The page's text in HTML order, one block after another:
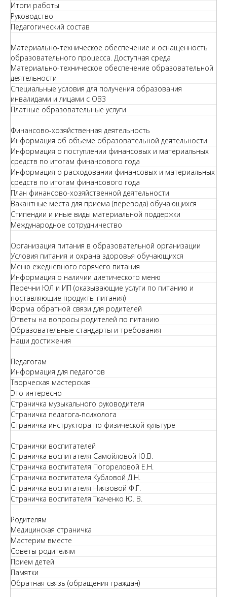
Итоги работы
Руководство
Педагогический состав
Материально-техническое обеспечение и оснащенность
образовательного процесса. Доступная среда
Материально-техническое обеспечение образовательной
деятельности
Специальные условия для получения образования
инвалидами и лицами с ОВЗ
Платные образовательные услуги
Финансово-хозяйственная деятельность
Информация об объеме образовательной деятельности
Информация о поступлении финансовых и материальных
средств по итогам финансового года
Информация о расходовании финансовых и материальных
средств по итогам финансового года
План финансово-хозяйственной деятельности
Вакантные места для приема (перевода) обучающихся
Стипендии и иные виды материальной поддержки
Международное сотрудничество
Организация питания в образовательной организации
Условия питания и охрана здоровья обучающихся
Меню ежедневного горячего питания
Информация о наличии диетического меню
Перечни ЮЛ и ИП (оказывающие услуги по питанию и
поставляющие продукты питания)
Форма обратной связи для родителей
Ответы на вопросы родителей по питанию
Образовательные стандарты и требования
Наши достижения
Педагогам
Информация для педагогов
Творческая мастерская
Это интересно
Страничка музыкального руководителя
Страничка педагога-психолога
Страничка инструктора по физической культуре
Странички воспитателей
Страничка воспитателя Самойловой Ю.В.
Страничка воспитателя Погореловой Е.Н.
Страничка воспитателя Кубловой Д.Н.
Страничка воспитателя Ниязовой Ф.Г.
Страничка воспитателя Ткаченко Ю. В.
Родителям
Медицинская страничка
Мастерим вместе
Советы родителям
Прием детей
Памятки
Обратная связь (обращения граждан)